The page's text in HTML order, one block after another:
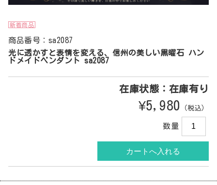
新着商品
商品番号：sa2087
光に透かすと表情を変える、信州の美しい黒曜石 ハン
ドメイドペンダント sa2087
在庫状態：在庫有り
¥5,980 （税込）
数量